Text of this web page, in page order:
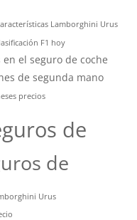
Lamborghini Urus
F1 hoy
el seguro de coche
de segunda mano
precios
de
de
Urus